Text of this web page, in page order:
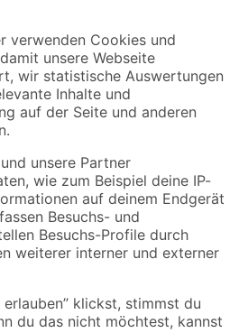
und Aktionen mehr verpassen!
Versandarten